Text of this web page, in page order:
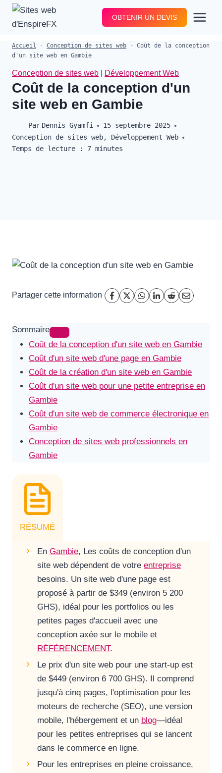
Aller
OBTENIR UN DEVIS
Accueil - Conception de sites web - Coût de la conception
d'un site web en Gambie
Conception de sites web Développement Web
Coût de la conception d'un
site web en Gambie
Par Dennis Gyamfi
15 septembre 2025
Conception de sites web, Développement Web
Temps de lecture :
7 minutes
Partager cette information
Sommaire
Coût de la conception d'un site web en Gambie
Coût d'un site web d'une page en Gambie
Coût de la création d'un site web en Gambie
Coût d'un site web pour une petite entreprise en
Gambie
Coût d'un site web de commerce électronique en
Gambie
Conception de sites web professionnels en
Gambie
RÉSUMÉ
En Gambie, Les coûts de conception d'un
site web dépendent de votre entreprise
besoins. Un site web d'une page est
proposé à partir de $349 (environ 5 200
GHS), idéal pour les portfolios ou les
petites pages d'accueil avec une
conception axée sur le mobile et
RÉFÉRENCEMENT.
Le prix d'un site web pour une start-up est
de $449 (environ 6 700 GHS). Il comprend
jusqu'à cinq pages, l'optimisation pour les
moteurs de recherche (SEO), une version
mobile, l'hébergement et un blog—idéal
pour les petites entreprises qui se lancent
dans le commerce en ligne.
Pour les entreprises en pleine croissance,